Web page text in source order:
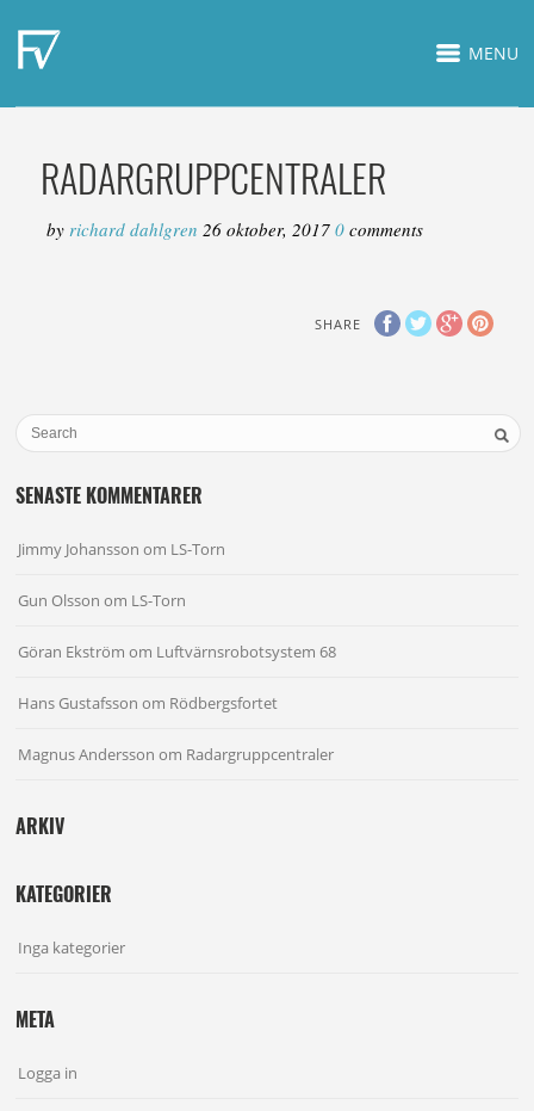
MENU
RADARGRUPPCENTRALER
byrichard dahlgren26 oktober, 2017 0comments
SHARE
SENASTE KOMMENTARER
Jimmy Johansson om LS-Torn
Gun Olsson om LS-Torn
Göran Ekström om Luftvärnsrobotsystem 68
Hans Gustafsson om Rödbergsfortet
Magnus Andersson om Radargruppcentraler
ARKIV
KATEGORIER
Inga kategorier
META
Logga in